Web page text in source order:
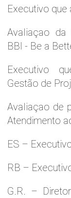
Executivo
Avaliaçao da
BBI - Be a
Executivo
Gestão de
Avaliaçao de
Atendimento
ES –
RB –
G.R. –